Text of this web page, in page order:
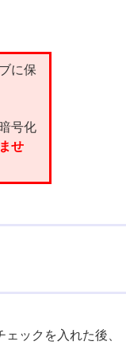
に保
号化
せ
ックを入れた後、